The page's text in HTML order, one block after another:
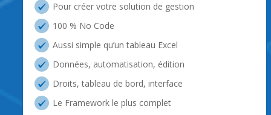
Pour créer votre solution de gestion
100 % No Code
Aussi simple qu’un tableau Excel
Données, automatisation, édition
Droits, tableau de bord, interface
Le Framework le plus complet